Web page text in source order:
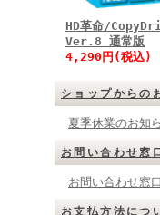
HD革命/
Ver.8 通常版
4,290円(税込)
ショップからの
夏季休業のお知
お問い合わせ窓口
お問い合わせ窓口
お支払方法につ